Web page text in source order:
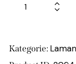
Kategorie: